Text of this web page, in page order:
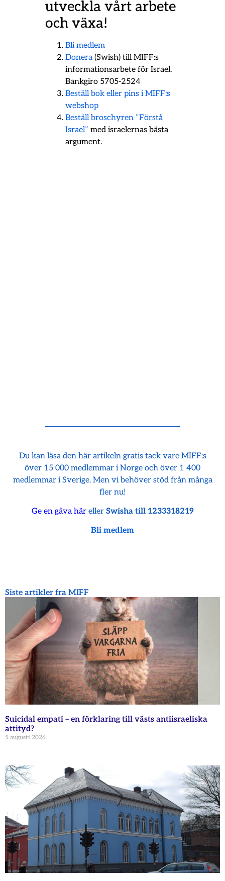
utveckla vårt arbete
och växa!
Bli medlem
Donera(Swish) till MIFF:s
informationsarbete för Israel.
Bankgiro 5705-2524
Beställ bok eller pins i MIFF:s
webshop
Beställ broschyren ”Förstå
Israel” med israelernas bästa
argument.
Du kan läsa den här artikeln gratis tack vare MIFF:s
över 15 000 medlemmar i Norge och över 1 400
medlemmar i Sverige. Men vi behöver stöd från många
fler nu!
Ge en gåva häreller Swisha till 1233318219
Bli medlem
Siste artikler fra MIFF
Suicidal empati – en förklaring till västs antiisraeliska
attityd?
5 augusti 2026